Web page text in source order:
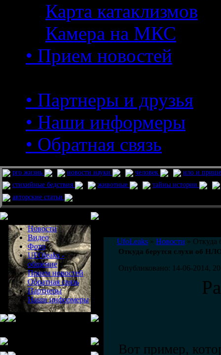
Карта катаклизмов
Камера на МКС
• Прием новостей
• Партнеры и друзья
• Наши информеры
• Обратная связь
pro жизнь новости науки человек
нло и
стихийные бедствия
животные
тайны истории
авторские статьи
Новости
Видео
Фото
UFOleaks -
общение
Прием новостей
Обратная связь
Партнеры
Наши информеры
UfoLeaks » Новости » Откуда
Откуда берутся слухи об
Опубликовано: 14-06-2014,
Вот пример,